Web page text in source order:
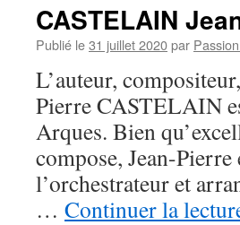
CASTELAIN
Publié le31 juillet 2020par
L’auteur,
Pierre CASTELAIN
Arques. Bien
compose, Jean-
l’orchestrateur et
… Continuer la